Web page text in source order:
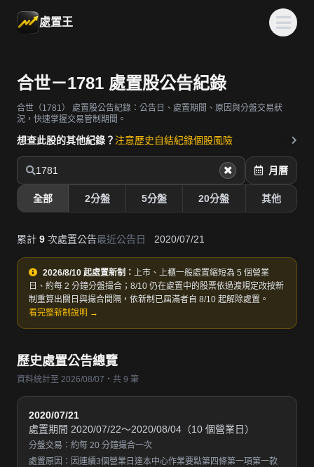
處置王
合世－1781 處置股公告紀錄
合世（1781）
處置股公告紀錄：公告日、處置期間、原因與分盤交易狀
況，快速掌握交易管制期間。
想查此股的其他紀錄？ 注意歷史自結紀錄個股風險
1781 月曆
全部 2分盤 5分盤 20分盤 其他
累計 9 次處置公告最近公告日 2020/07/21
2026/8/10 起處置新制： 上市、上櫃一般處置縮短為 5 個營業
日、約每 2 分鐘分盤撮合；8/10 仍在處置中的股票依過渡規定改按新
制重算出關日與撮合間隔，依新制已屆滿者自 8/10 起解除處置。
看完整新制說明 →
歷史處置公告總覽
資料統計至 2026/08/07・共 9 筆
2020/07/21
處置期間 2020/07/22～2020/08/04（10 個營業日）
分盤交易：約每 20 分鐘撮合一次
處置原因：因連續3個營業日達本中心作業要點第四條第一項第一款